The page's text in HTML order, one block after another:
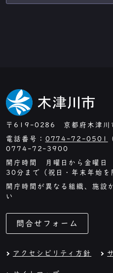
〒619-0286 京都府木津川
電話番号： 0774-72-0501
0774-72-3900
開庁時間 月曜日から金曜
30分まで（祝日・年末年始を
開庁時間が異なる組織、施設
い
問合せフォーム
アクセシビリティ方針